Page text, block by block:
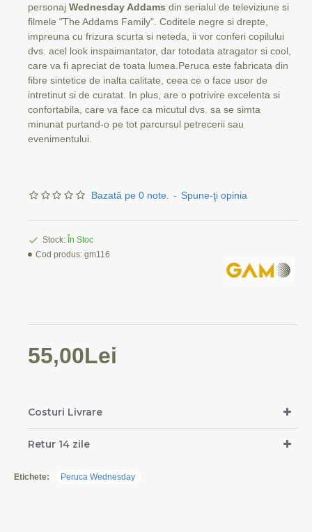
personaj Wednesday Addams din serialul de televiziune si
filmele "The Addams Family". Coditele negre si drepte,
impreuna cu frizura scurta si neteda, ii vor conferi copilului
dvs. acel look inspaimantator, dar totodata atragator si cool,
care va fi apreciat de toata lumea.Peruca este fabricata din
fibre sintetice de inalta calitate, ceea ce o face usor de
intretinut si de curatat. In plus, are o potrivire excelenta si
confortabila, care va face ca micutul dvs. sa se simta
minunat purtand-o pe tot parcursul petrecerii sau
evenimentului.
Bazată pe 0 note. - Spune-ţi opinia
55,00Lei
Stock: În Stoc
Cod produs: gm116
Costuri Livrare
Retur 14 zile
Etichete: Peruca Wednesday